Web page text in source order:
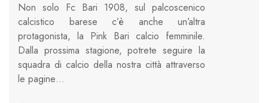
Non solo Fc Bari 1908, sul palcoscenico
calcistico barese c’è anche un’altra
protagonista, la Pink Bari calcio femminile.
Dalla prossima stagione, potrete seguire la
squadra di calcio della nostra città attraverso
le pagine…